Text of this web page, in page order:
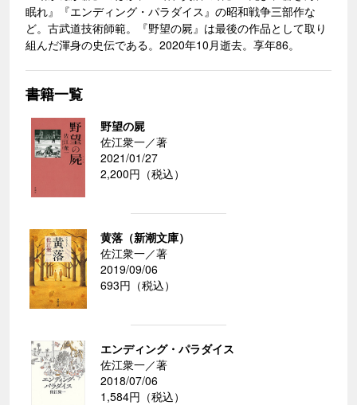
眠れ』『エンディング・パラダイス』の昭和戦争三部作な
ど。古武道技術師範。『野望の屍』は最後の作品として取り
組んだ渾身の史伝である。2020年10月逝去。享年86。
書籍一覧
野望の屍
佐江衆一／著
2021/01/27
2,200円（税込）
黄落（新潮文庫）
佐江衆一／著
2019/09/06
693円（税込）
エンディング・パラダイス
佐江衆一／著
2018/07/06
1,584円（税込）